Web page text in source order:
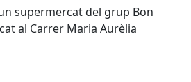
supermercat del grup Bon
al Carrer Maria Aurèlia